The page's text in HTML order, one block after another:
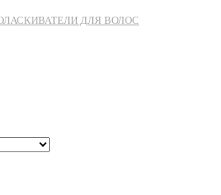
ДЛЯ ВОЛОС